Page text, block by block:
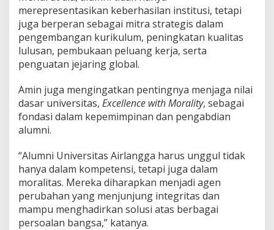
merepresentasikan keberhasilan institusi, tetapi
juga berperan sebagai mitra strategis dalam
pengembangan kurikulum, peningkatan kualitas
lulusan, pembukaan peluang kerja, serta
penguatan jejaring global.
Amin juga mengingatkan pentingnya menjaga nilai
dasar universitas, Excellence with Morality, sebagai
fondasi dalam kepemimpinan dan pengabdian
alumni.
“Alumni Universitas Airlangga harus unggul tidak
hanya dalam kompetensi, tetapi juga dalam
moralitas. Mereka diharapkan menjadi agen
perubahan yang menjunjung integritas dan
mampu menghadirkan solusi atas berbagai
persoalan bangsa,” katanya.